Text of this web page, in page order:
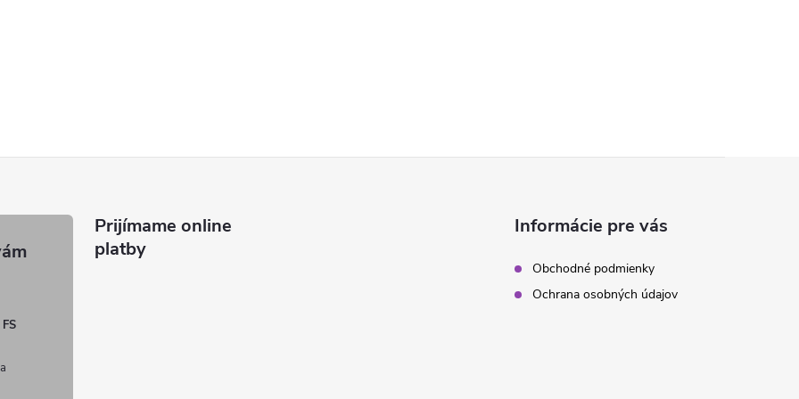
Prijímame online
platby
Informácie pre vás
Obchodné podmienky
Ochrana osobných údajov